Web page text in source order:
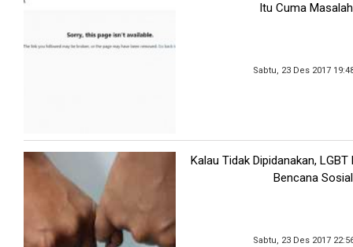
Itu Cuma
Sabtu, 23 Des 2017
Kalau Tidak Dipidanakan,
Bencana Sosial
Sabtu, 23 Des 2017